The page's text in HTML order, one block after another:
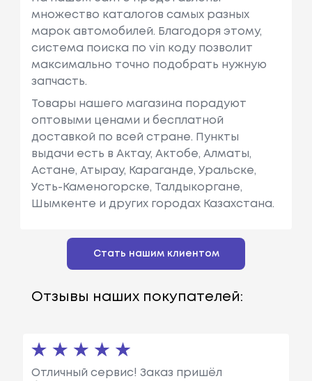
множество каталогов самых разных
марок автомобилей. Благодоря этому,
система поиска по vin коду позволит
максимально точно подобрать нужную
запчасть.
Товары нашего магазина порадуют
оптовыми ценами и бесплатной
доставкой по всей стране. Пункты
выдачи есть в Актау, Актобе, Алматы,
Астане, Атырау, Караганде, Уральске,
Усть-Каменогорске, Талдыкоргане,
Шымкенте и других городах Казахстана.
Стать нашим клиентом
Отзывы наших покупателей:
Отличный сервис! Заказ пришёл